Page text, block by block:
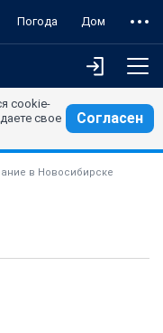
Погода Дом
cookie-
свое
Согласен
в Новосибирске